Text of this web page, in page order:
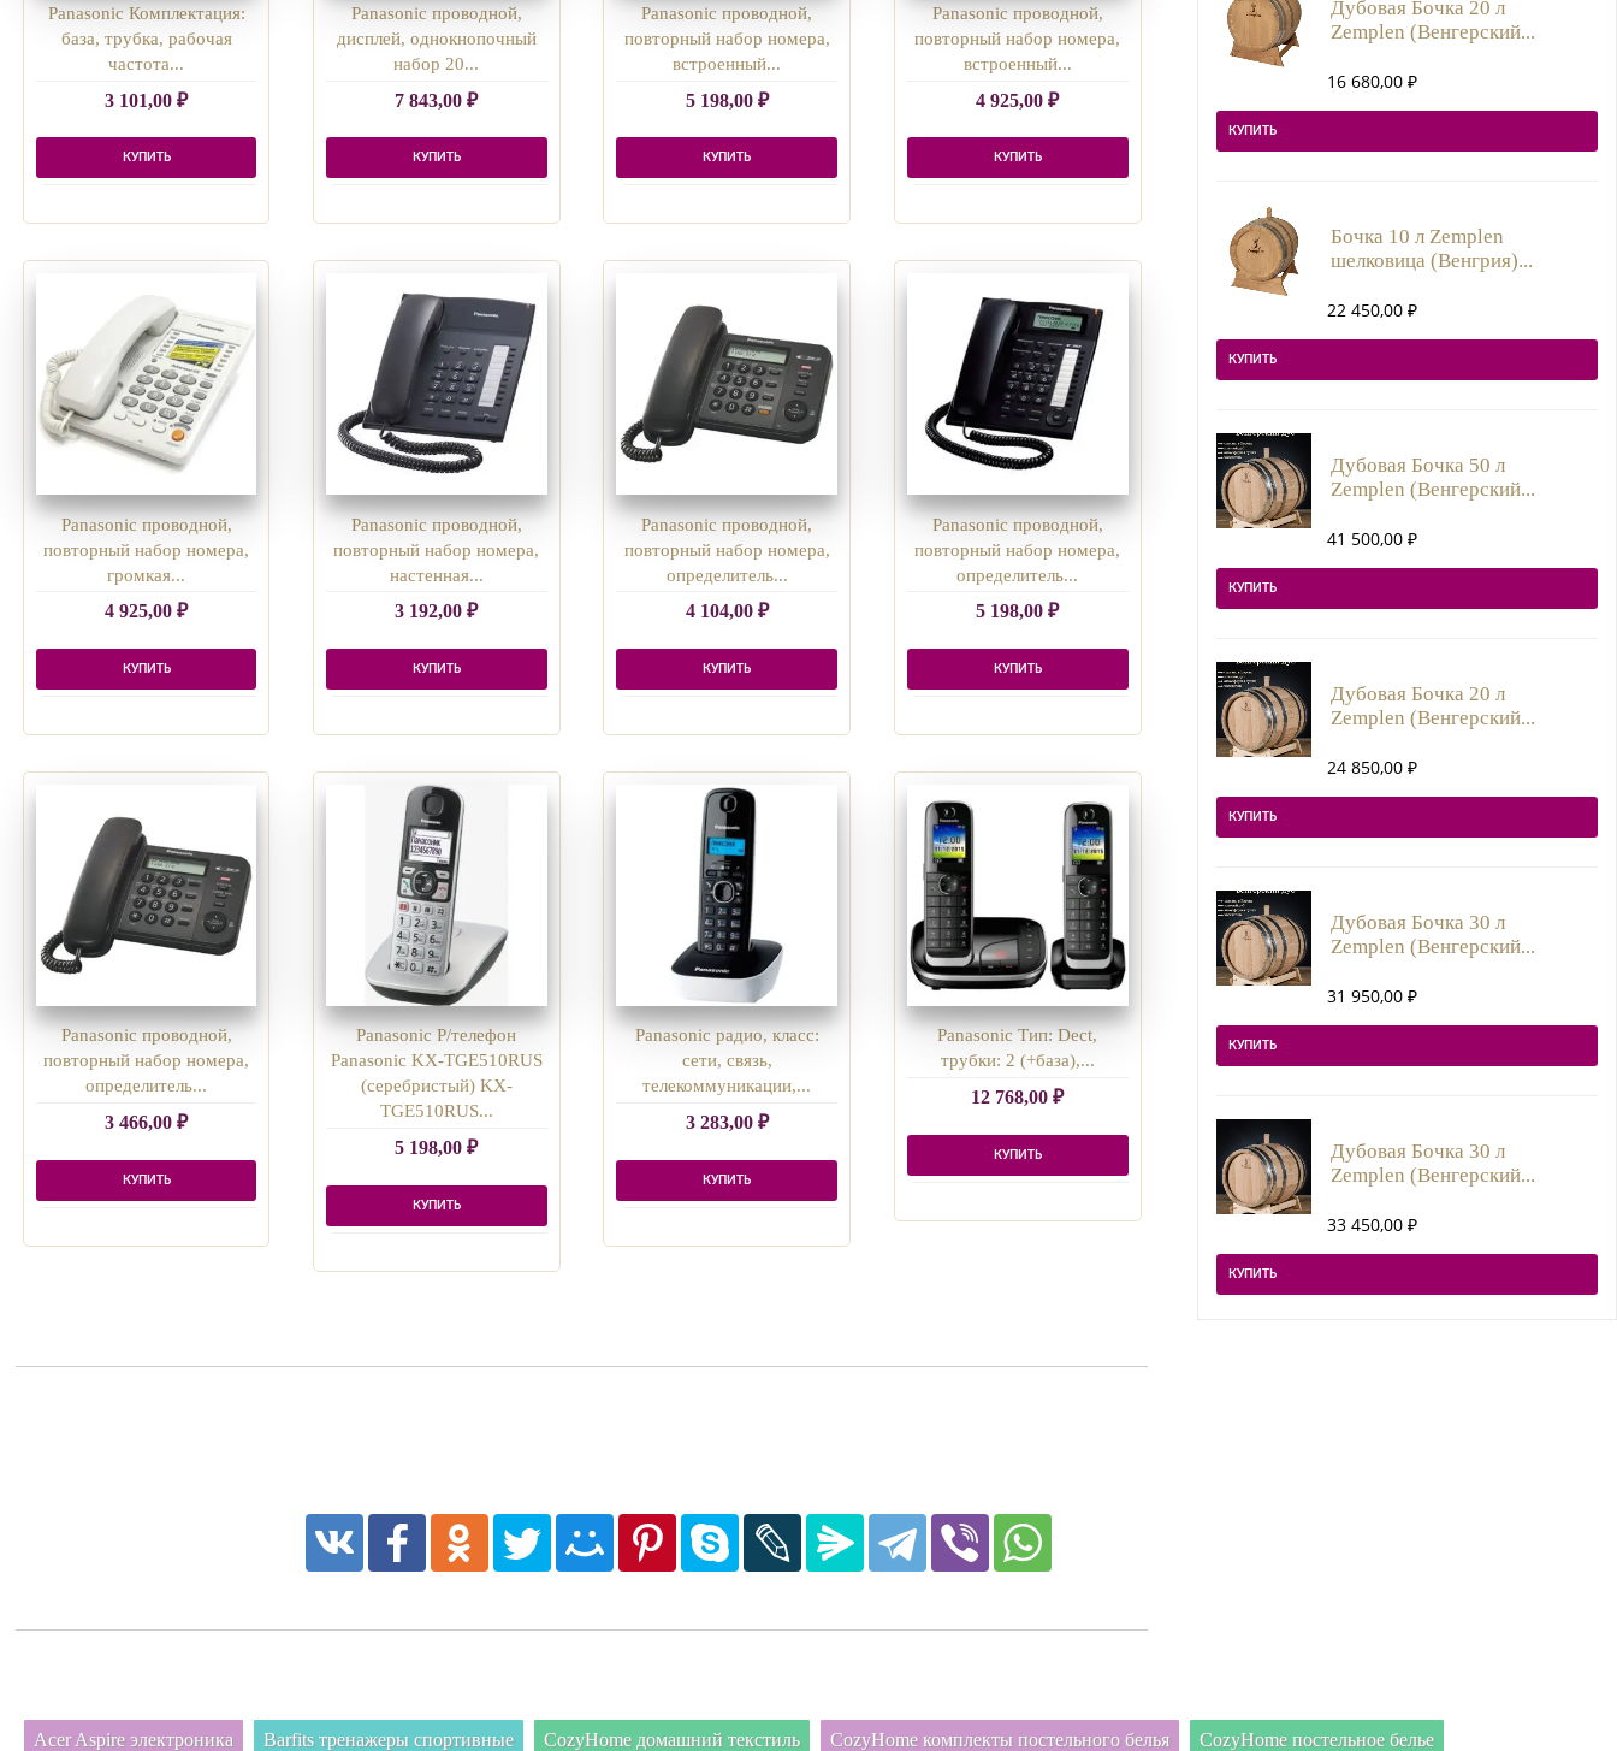
Panasonic Комплектация:
база, трубка, рабочая
частота...
3 101,00₽
КУПИТЬ
Panasonic проводной,
дисплей, однокнопочный
набор 20...
7 843,00₽
КУПИТЬ
Panasonic проводной,
повторный набор номера,
встроенный...
5 198,00 ₽
КУПИТЬ
Panasonic проводной,
повторный набор номера,
встроенный...
4 925,00₽
КУПИТЬ
Panasonic проводной,
повторный набор номера,
громкая...
4 925,00₽
КУПИТЬ
Panasonic проводной,
повторный набор номера,
настенная...
3 192,00₽
КУПИТЬ
Panasonic проводной,
повторный набор номера,
определитель...
4 104,00 ₽
КУПИТЬ
Panasonic проводной,
повторный набор номера,
определитель...
5 198,00₽
КУПИТЬ
Panasonic проводной,
повторный набор номера,
определитель...
3 466,00₽
КУПИТЬ
Panasonic Р/телефон
Panasonic KX-TGE510RUS
(серебристый) KX-
TGE510RUS...
5 198,00₽
КУПИТЬ
Panasonic радио, класс:
сети, связь,
телекоммуникации,...
3 283,00 ₽
КУПИТЬ
Panasonic Тип: Dect,
трубки: 2 (+база),...
12 768,00₽
КУПИТЬ
Дубовая Бочка 20 л
Zemplen (Венгерский...
16 680,00 ₽
КУПИТЬ
Бочка 10 л Zemplen
шелковица (Венгрия)...
22 450,00 ₽
КУПИТЬ
Дубовая Бочка 50 л
Zemplen (Венгерский...
41 500,00 ₽
КУПИТЬ
Дубовая Бочка 20 л
Zemplen (Венгерский...
24 850,00 ₽
КУПИТЬ
Дубовая Бочка 30 л
Zemplen (Венгерский...
31 950,00 ₽
КУПИТЬ
Дубовая Бочка 30 л
Zemplen (Венгерский...
33 450,00 ₽
КУПИТЬ
Acer Aspire электроника Barfits тренажеры спортивные CozyHome домашний текстиль CozyHome комплекты постельного белья CozyHome постельное белье